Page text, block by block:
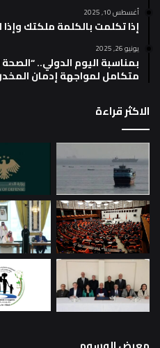
أغسطس 10, 2025
إذا تكلمت بالكلمة ملكتك
يونيو 26, 2025
بمناسبة اليوم الدولي..
متكامل لمواجهة إدمان
الاكثر قراءة